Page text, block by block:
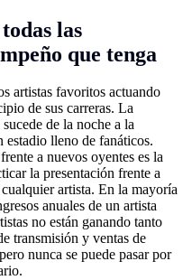
las
que tenga
artistas favoritos actuando
de sus carreras. La
de la noche a la
estadio lleno de fanáticos.
a nuevos oyentes es la
la presentación frente a
artista. En la mayoría
anuales de un artista
no están ganando tanto
transmisión y ventas de
nunca se puede pasar por